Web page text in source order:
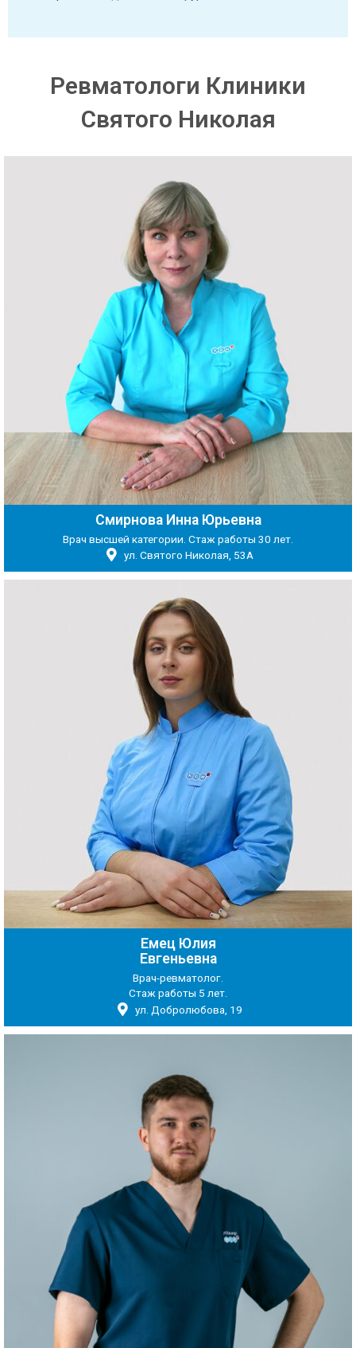
Ревматологи Клиники
Святого Николая
Смирнова Инна Юрьевна
Врач высшей категории. Стаж работы 30 лет.
ул. Святого Николая, 53А
Емец Юлия
Евгеньевна
Врач-ревматолог.
Стаж работы 5 лет.
ул. Добролюбова, 19